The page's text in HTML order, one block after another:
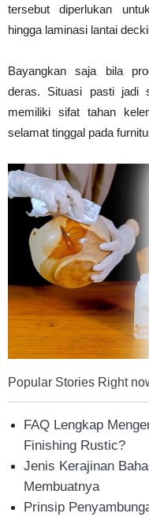
Kering,
Kuat
&
Tahan
tersebut diperlukan
hingga laminasi lantai
Bayangkan saja bila
deras. Situasi pasti jadi
memiliki sifat tahan
selamat tinggal pada
Popular Stories Right
FAQ Lengkap
Finishing Rustic?
Jenis Kerajinan
Membuatnya
Prinsip